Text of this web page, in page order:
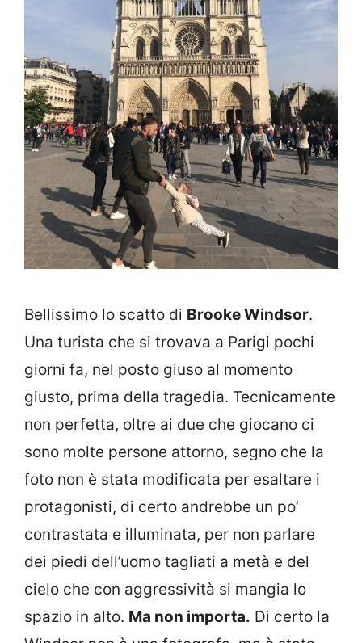
Bellissimo lo scatto di Brooke Windsor.
Una turista che si trovava a Parigi pochi
giorni fa, nel posto giuso al momento
giusto, prima della tragedia. Tecnicamente
non perfetta, oltre ai due che giocano ci
sono molte persone attorno, segno che la
foto non è stata modificata per esaltare i
protagonisti, di certo andrebbe un po’
contrastata e illuminata, per non parlare
dei piedi dell’uomo tagliati a metà e del
cielo che con aggressività si mangia lo
spazio in alto. Ma non importa. Di certo la